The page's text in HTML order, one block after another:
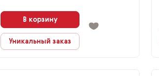
В корзину
Уникальный заказ